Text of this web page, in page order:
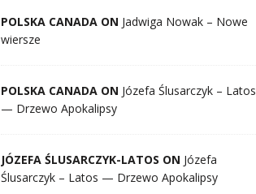
POLSKA CANADA ON Jadwiga Nowak – Nowe
wiersze
POLSKA CANADA ON Józefa Ślusarczyk – Latos
— Drzewo Apokalipsy
JÓZEFA ŚLUSARCZYK-LATOS ON Józefa
Ślusarczyk – Latos — Drzewo Apokalipsy